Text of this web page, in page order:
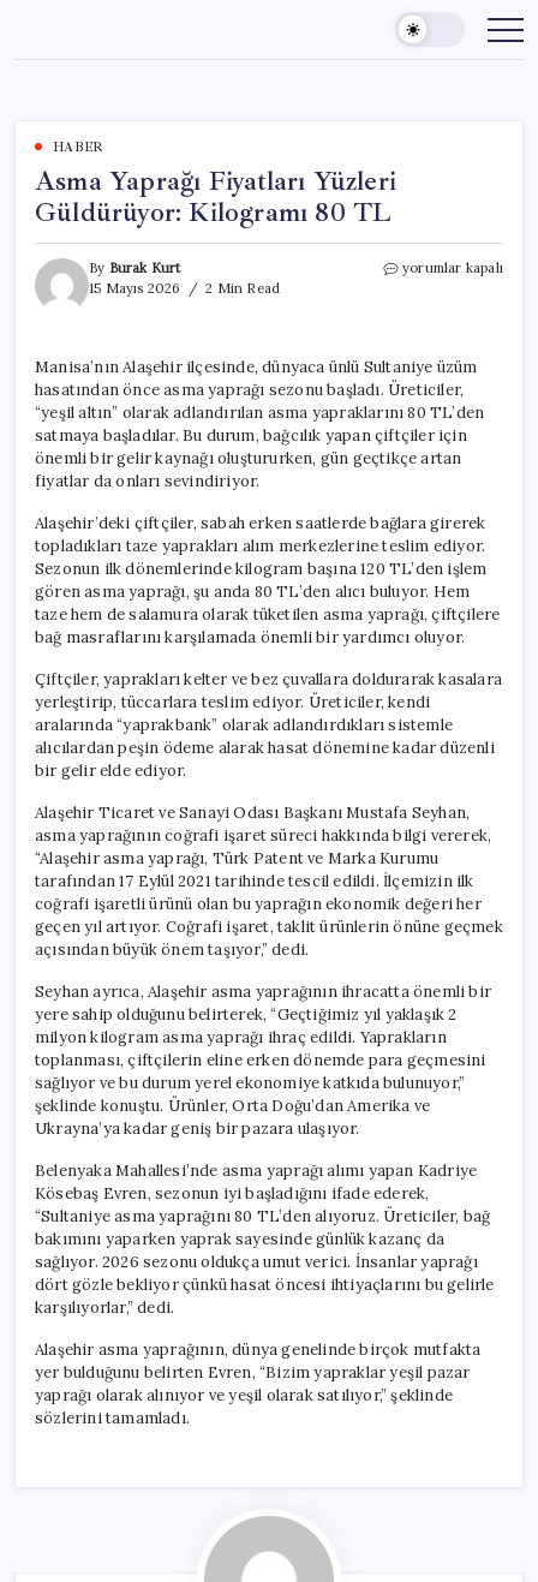
content
HABER
Asma Yaprağı Fiyatları Yüzleri
Güldürüyor: Kilogramı 80 TL
By Burak Kurt
15 Mayıs 2026
2 Min Read
Asma
Kilogramı
80
TL
için
yorumlar kapalı
Manisa’nın Alaşehir ilçesinde, dünyaca ünlü Sultaniye üzüm
hasatından önce asma yaprağı sezonu başladı. Üreticiler,
“yeşil altın” olarak adlandırılan asma yapraklarını 80 TL’den
satmaya başladılar. Bu durum, bağcılık yapan çiftçiler için
önemli bir gelir kaynağı oluştururken, gün geçtikçe artan
fiyatlar da onları sevindiriyor.
Alaşehir’deki çiftçiler, sabah erken saatlerde bağlara girerek
topladıkları taze yaprakları alım merkezlerine teslim ediyor.
Sezonun ilk dönemlerinde kilogram başına 120 TL’den işlem
gören asma yaprağı, şu anda 80 TL’den alıcı buluyor. Hem
taze hem de salamura olarak tüketilen asma yaprağı, çiftçilere
bağ masraflarını karşılamada önemli bir yardımcı oluyor.
Çiftçiler, yaprakları kelter ve bez çuvallara doldurarak kasalara
yerleştirip, tüccarlara teslim ediyor. Üreticiler, kendi
aralarında “yaprakbank” olarak adlandırdıkları sistemle
alıcılardan peşin ödeme alarak hasat dönemine kadar düzenli
bir gelir elde ediyor.
Alaşehir Ticaret ve Sanayi Odası Başkanı Mustafa Seyhan,
asma yaprağının coğrafi işaret süreci hakkında bilgi vererek,
“Alaşehir asma yaprağı, Türk Patent ve Marka Kurumu
tarafından 17 Eylül 2021 tarihinde tescil edildi. İlçemizin ilk
coğrafi işaretli ürünü olan bu yaprağın ekonomik değeri her
geçen yıl artıyor. Coğrafi işaret, taklit ürünlerin önüne geçmek
açısından büyük önem taşıyor,” dedi.
Seyhan ayrıca, Alaşehir asma yaprağının ihracatta önemli bir
yere sahip olduğunu belirterek, “Geçtiğimiz yıl yaklaşık 2
milyon kilogram asma yaprağı ihraç edildi. Yaprakların
toplanması, çiftçilerin eline erken dönemde para geçmesini
sağlıyor ve bu durum yerel ekonomiye katkıda bulunuyor,”
şeklinde konuştu. Ürünler, Orta Doğu’dan Amerika ve
Ukrayna’ya kadar geniş bir pazara ulaşıyor.
Belenyaka Mahallesi’nde asma yaprağı alımı yapan Kadriye
Kösebaş Evren, sezonun iyi başladığını ifade ederek,
“Sultaniye asma yaprağını 80 TL’den alıyoruz. Üreticiler, bağ
bakımını yaparken yaprak sayesinde günlük kazanç da
sağlıyor. 2026 sezonu oldukça umut verici. İnsanlar yaprağı
dört gözle bekliyor çünkü hasat öncesi ihtiyaçlarını bu gelirle
karşılıyorlar,” dedi.
Alaşehir asma yaprağının, dünya genelinde birçok mutfakta
yer bulduğunu belirten Evren, “Bizim yapraklar yeşil pazar
yaprağı olarak alınıyor ve yeşil olarak satılıyor,” şeklinde
sözlerini tamamladı.